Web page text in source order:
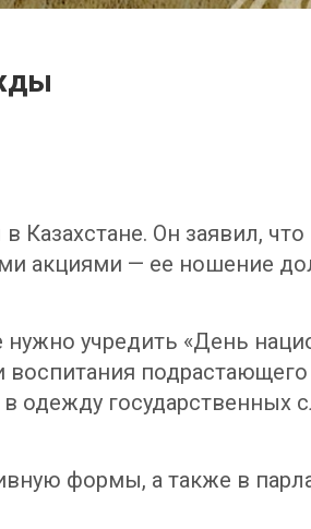
Он заявил, что
акциями — ее ношение
учредить «День
воспитания подрастающего
одежду государственных
формы, а также в